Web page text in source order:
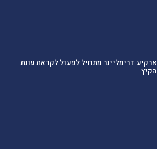
ארקיע דרימליינר מתחיל לפעול לקראת עונת
הקיץ